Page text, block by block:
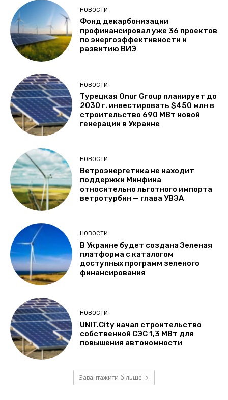
НОВОСТИ
Фонд декарбонизации
профинансировал уже 36 проектов
по энергоэффективности и
развитию ВИЭ
НОВОСТИ
Турецкая Onur Group планирует до
2030 г. инвестировать $450 млн в
строительство 690 МВт новой
генерации в Украине
НОВОСТИ
Ветроэнергетика не находит
поддержки Минфина
относительно льготного импорта
ветротурбин — глава УВЭА
НОВОСТИ
В Украине будет создана Зеленая
платформа с каталогом
доступных программ зеленого
финансирования
НОВОСТИ
UNIT.City начал строительство
собственной СЭС 1,3 МВт для
повышения автономности
Завантажити більше